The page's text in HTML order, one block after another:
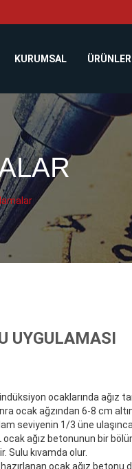
KURUMSAL ÜRÜNLER
UYGULAMASI
ocaklarında ağız
ocak ağzından 6-8 cm
seviyenin 1/3 üne ulaşınca
ağız betonunun bir
Sulu kıvamda olur.
ocak ağız betonu